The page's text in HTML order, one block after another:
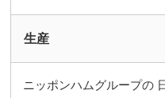
生産
ニッポンハムグループの